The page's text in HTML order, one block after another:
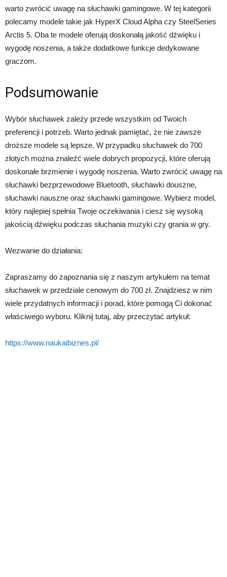
warto zwrócić uwagę na słuchawki gamingowe. W tej kategorii
polecamy modele takie jak HyperX Cloud Alpha czy SteelSeries
Arctis 5. Oba te modele oferują doskonałą jakość dźwięku i
wygodę noszenia, a także dodatkowe funkcje dedykowane
graczom.
Podsumowanie
Wybór słuchawek zależy przede wszystkim od Twoich
preferencji i potrzeb. Warto jednak pamiętać, że nie zawsze
droższe modele są lepsze. W przypadku słuchawek do 700
złotych można znaleźć wiele dobrych propozycji, które oferują
doskonałe brzmienie i wygodę noszenia. Warto zwrócić uwagę na
słuchawki bezprzewodowe Bluetooth, słuchawki douszne,
słuchawki nauszne oraz słuchawki gamingowe. Wybierz model,
który najlepiej spełnia Twoje oczekiwania i ciesz się wysoką
jakością dźwięku podczas słuchania muzyki czy grania w gry.
Wezwanie do działania:
Zapraszamy do zapoznania się z naszym artykułem na temat
słuchawek w przedziale cenowym do 700 zł. Znajdziesz w nim
wiele przydatnych informacji i porad, które pomogą Ci dokonać
właściwego wyboru. Kliknij tutaj, aby przeczytać artykuł:
https://www.naukaibiznes.pl/